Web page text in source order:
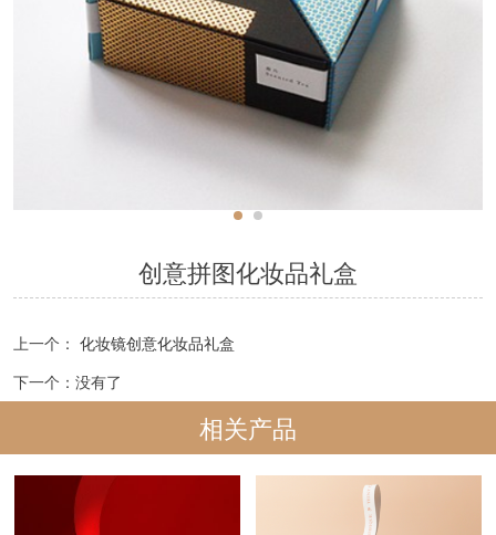
创意拼图化妆品礼盒
上一个： 化妆镜创意化妆品礼盒
下一个：没有了
相关产品